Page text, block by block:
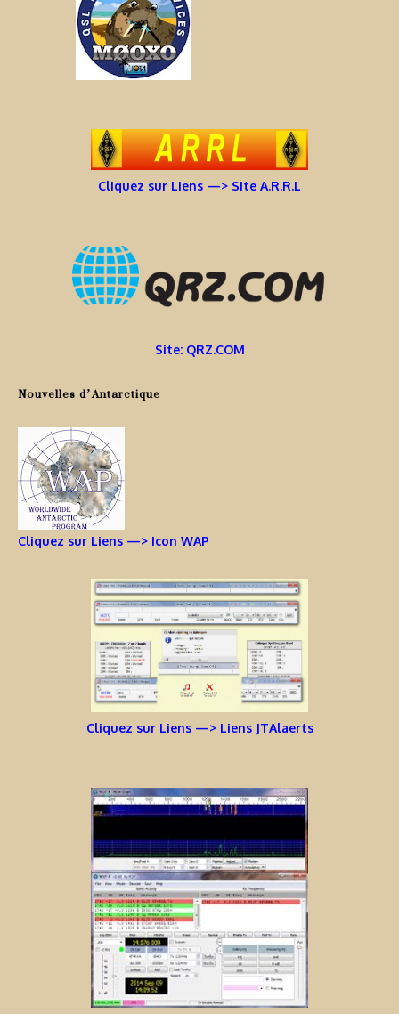
Cliquez sur Liens —> Site A.R.R.L
Site: QRZ.COM
Nouvelles d’Antarctique
Cliquez sur Liens —> Icon WAP
Cliquez sur Liens —> Liens JTAlaerts